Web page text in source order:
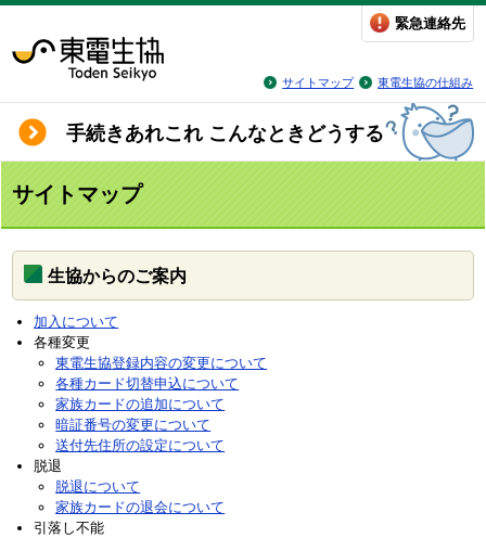
サイトマップ 東電生協の仕組み
緊急連絡先
手続きあれこれ こんなときどうする
サイトマップ
生協からのご案内
加入について
各種変更
東電生協登録内容の変更について
各種カード切替申込について
家族カードの追加について
暗証番号の変更について
送付先住所の設定について
脱退
脱退について
家族カードの退会について
引落し不能